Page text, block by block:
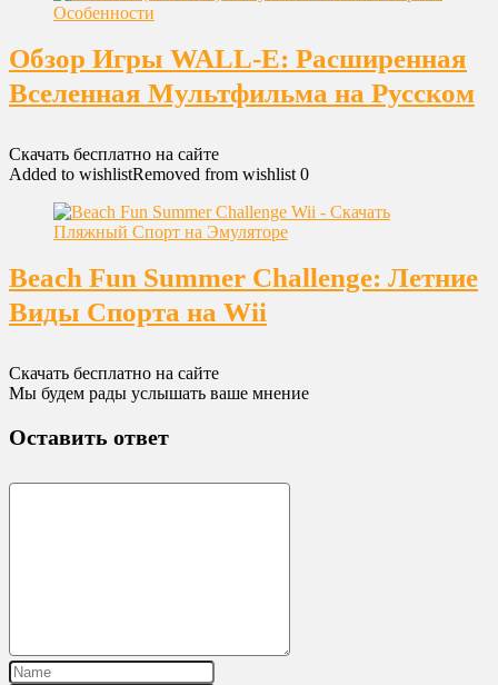
Обзор Игры WALL-E: Расширенная
Вселенная Мультфильма на Русском
Скачать бесплатно на сайте
Added to wishlistRemoved from wishlist 0
Beach Fun Summer Challenge: Летние
Виды Спорта на Wii
Скачать бесплатно на сайте
Мы будем рады услышать ваше мнение
Оставить ответ